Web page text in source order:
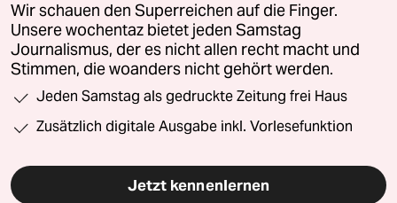
Wir schauen den Superreichen auf die Finger.
Unsere wochentaz bietet jeden Samstag
Journalismus, der es nicht allen recht macht und
Stimmen, die woanders nicht gehört werden.
Jeden Samstag als gedruckte Zeitung frei Haus
Zusätzlich digitale Ausgabe inkl. Vorlesefunktion
Jetzt kennenlernen